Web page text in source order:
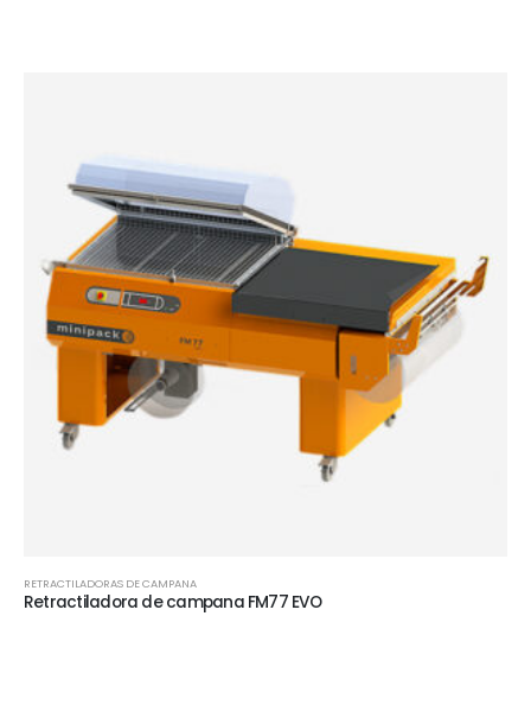
RETRACTILADORAS DE CAMPANA
Retractiladora de campana FM77 EVO